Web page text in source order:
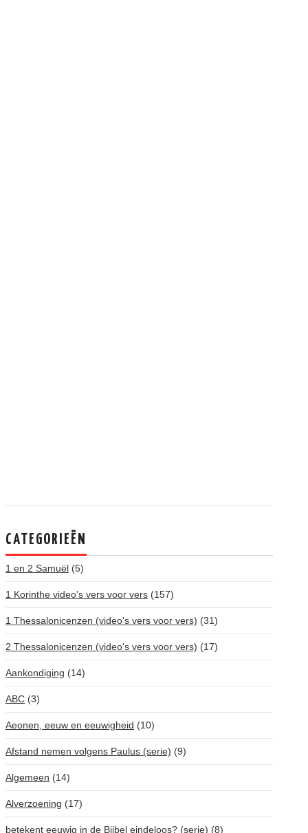
CATEGORIEËN
1 en 2 Samuël (5)
1 Korinthe video's vers voor vers (157)
1 Thessalonicenzen (video's vers voor vers) (31)
2 Thessalonicenzen (video's vers voor vers) (17)
Aankondiging (14)
ABC (3)
Aeonen, eeuw en eeuwigheid (10)
Afstand nemen volgens Paulus (serie) (9)
Algemeen (14)
Alverzoening (17)
betekent eeuwig in de Bijbel eindeloos? (serie) (8)